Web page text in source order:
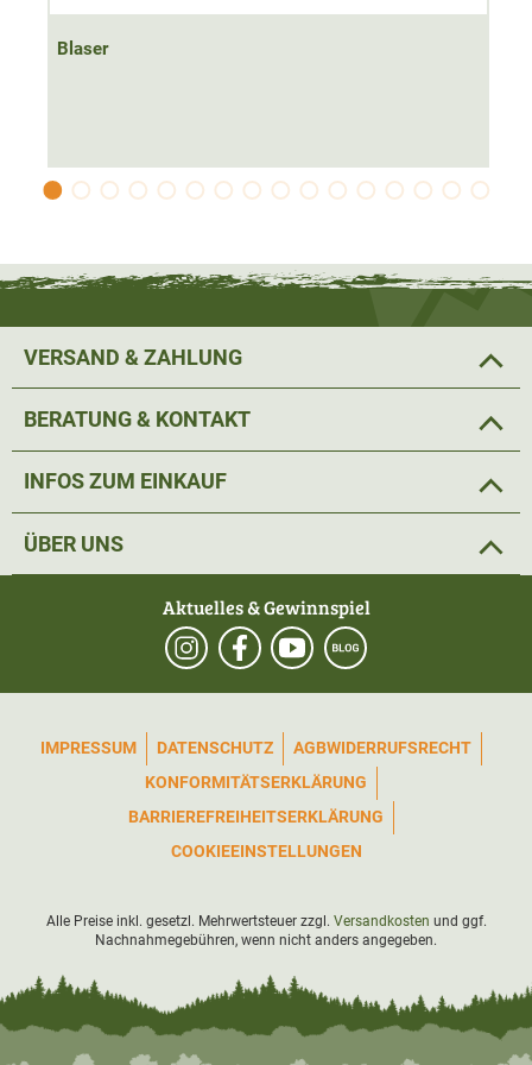
Shorts perfekt für den Einsatz im Wald, eignen sich
jedoch ebenso gut für die private Freizeit.
Blaser
VERSAND & ZAHLUNG
BERATUNG & KONTAKT
INFOS ZUM EINKAUF
ÜBER UNS
Aktuelles & Gewinnspiel
IMPRESSUM DATENSCHUTZ AGBWIDERRUFSRECHT
KONFORMITÄTSERKLÄRUNG
BARRIEREFREIHEITSERKLÄRUNG
COOKIEEINSTELLUNGEN
Alle Preise inkl. gesetzl. Mehrwertsteuer zzgl. Versandkosten und ggf.
Nachnahmegebühren, wenn nicht anders angegeben.